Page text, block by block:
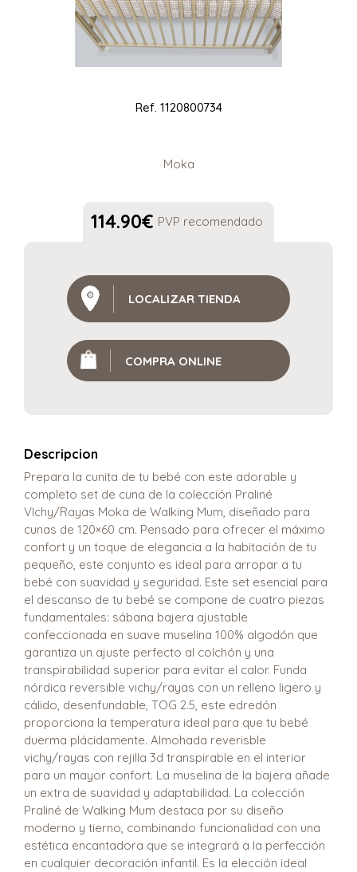
Ref. 1120800734
Moka
114.90€ PVP recomendado
LOCALIZAR TIENDA
COMPRA ONLINE
Descripcion
Prepara la cunita de tu bebé con este adorable y
completo set de cuna de la colección Praliné
VIchy/Rayas Moka de Walking Mum, diseñado para
cunas de 120×60 cm. Pensado para ofrecer el máximo
confort y un toque de elegancia a la habitación de tu
pequeño, este conjunto es ideal para arropar a tu
bebé con suavidad y seguridad. Este set esencial para
el descanso de tu bebé se compone de cuatro piezas
fundamentales: sábana bajera ajustable
confeccionada en suave muselina 100% algodón que
garantiza un ajuste perfecto al colchón y una
transpirabilidad superior para evitar el calor. Funda
nórdica reversible vichy/rayas con un relleno ligero y
cálido, desenfundable, TOG 2.5, este edredón
proporciona la temperatura ideal para que tu bebé
duerma plácidamente. Almohada reverisble
vichy/rayas con rejilla 3d transpirable en el interior
para un mayor confort. La muselina de la bajera añade
un extra de suavidad y adaptabilidad. La colección
Praliné de Walking Mum destaca por su diseño
moderno y tierno, combinando funcionalidad con una
estética encantadora que se integrará a la perfección
en cualquier decoración infantil. Es la elección ideal